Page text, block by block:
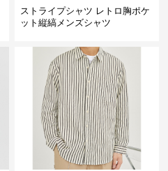
ストライプシャツ レトロ胸ポケ
ット縦縞メンズシャツ